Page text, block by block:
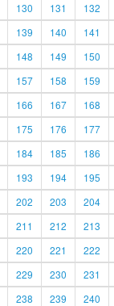
130 131 132
139 140 141
148 149 150
157 158 159
166 167 168
175 176 177
184 185 186
193 194 195
202 203 204
211 212 213
220 221 222
229 230 231
238 239 240